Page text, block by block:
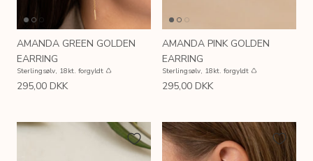
AMANDA GREEN GOLDEN
EARRING
Sterlingsølv, 18kt. forgyldt ♺
295,00 DKK
AMANDA PINK GOLDEN
EARRING
Sterlingsølv, 18kt. forgyldt ♺
295,00 DKK